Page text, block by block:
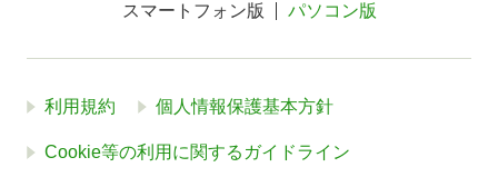
スマートフォン版 パソコン版
利用規約 個人情報保護基本方針
Cookie等の利用に関するガイドライン